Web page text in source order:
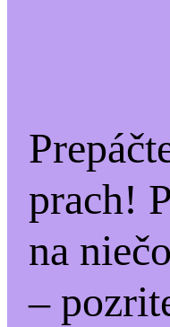
prach!
na
–